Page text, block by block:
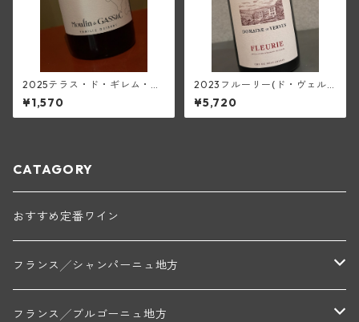
2025テラス・ド・ギレム・カ
ベルネ・ソーヴィニヨン<ペ
イ・ドック>(ムーラン・ド・
ガサック)
¥1,570
2023フルーリー(ド・ヴェル
ニュス)
¥5,720
CATAGORY
おすすめ定番ワイン
フランス╱シャンパーニュ地方
モンターニュ・ド・ランス
フランス╱ブルゴーニュ地方